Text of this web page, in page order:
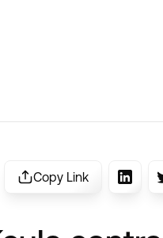
Copy Link